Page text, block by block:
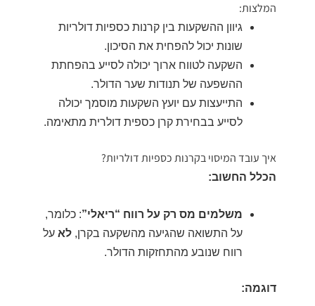
המלצות:
גיוון ההשקעות בין קרנות כספיות דולריות
שונות יכול להפחית את הסיכון.
השקעה לטווח ארוך יכולה לסייע בהפחתת
ההשפעה של תנודות שער הדולר.
התייעצות עם יועץ השקעות מוסמך יכולה
לסייע בבחירת קרן כספית דולרית מתאימה.
איך עובד המיסוי בקרנות כספיות דולריות?
הכלל החשוב:
משלמים מס רק על רווח “ריאלי”: כלומר,
על התשואה שהגיעה מהשקעה בקרן, לאעל
רווח שנובע מהתחזקות הדולר.
דוגמה: